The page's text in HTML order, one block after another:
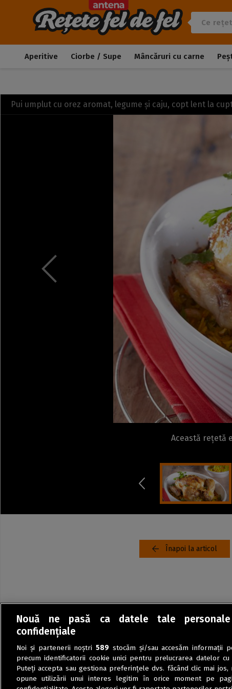
Aperitive Ciorbe / Supe Mâncăruri cu carne
Pui umplut cu orez aromat, legume și caju, copt lent la
Această rețetă
Înapoi la articol
Nouă ne pasă ca datele tale
confidențiale
Noi și partenerii noștri589 stocăm și/sau accesăm informații
precum identificatorii cookie unici pentru prelucrarea datelor cu
Puteți accepta sau gestiona preferințele dvs. făcând clic mai
opune utilizării unui interes legitim în orice moment pe